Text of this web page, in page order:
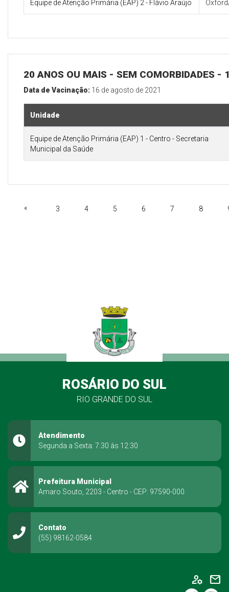
Equipe de Atenção Primária (EAP) 2 - Flávio Araújo
20 ANOS OU MAIS - SEM COMORBIDADES -
Data de Vacinação: 16 de agosto de 2021
Unidade
Equipe de Atenção Primária (EAP) 1 - Centro - Secretaria
Municipal da Saúde
« 3 4 5 6 7 8
ROSÁRIO DO SUL
RIO GRANDE DO SUL
Atendimento
Segunda a Sexta: 7:30 às 12:30
Prefeitura Municipal
Amaro Souto, 2203 - Centro - CEP: 97590-000
Contato
(55) 98162-0584
manage_accounts mail